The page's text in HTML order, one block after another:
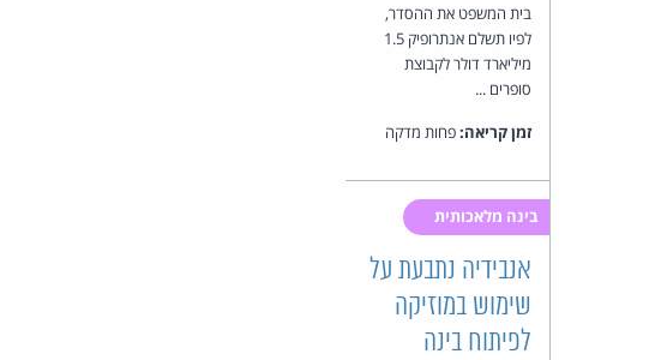
בית המשפט את ההסדר,
לפיו תשלם אנתרופיק 1.5
מיליארד דולר לקבוצת
סופרים ...
זמן קריאה:פחות מדקה
בינה מלאכותית
אנבידיה נתבעת על
שימוש במוזיקה
לפיתוח בינה